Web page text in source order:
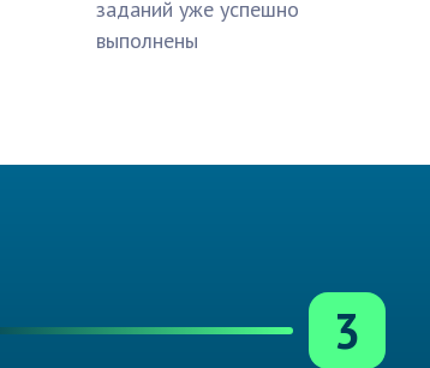
заданий уже успешно
выполнены
3